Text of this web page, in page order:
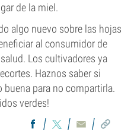
de la miel.
algo nuevo sobre las hojas
al consumidor de
Los cultivadores ya
Haznos saber si
para no compartirla.
verdes!